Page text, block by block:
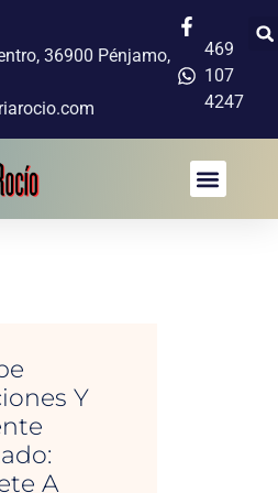
469
107
4247
36900 Pénjamo,
Y
A